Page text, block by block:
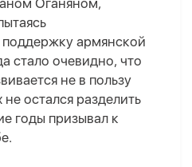
Оганяном,
армянской
стало очевидно, что
не в пользу
остался разделить
годы призывал к